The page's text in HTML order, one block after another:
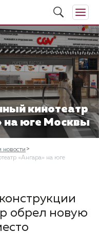
кинотеатр
на юге Москвы
новости
«Ангара» на юге
обрел новую